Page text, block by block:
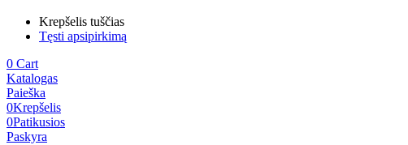
Krepšelis tuščias
Tęsti apsipirkimą
0 Cart
Katalogas
Paieška
0Krepšelis
0Patikusios
Paskyra